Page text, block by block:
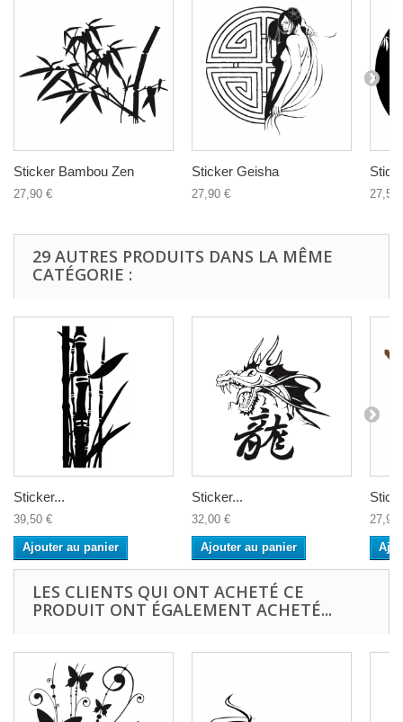
Sticker Bambou Zen
27,90 €
Sticker Geisha
27,90 € 27,50
29 AUTRES PRODUITS DANS LA MÊME
CATÉGORIE :
Sticker...
39,50 €
Ajouter au panier
Sticker...
32,00 €
Ajouter au panier
27,90
LES CLIENTS QUI ONT ACHETÉ CE
PRODUIT ONT ÉGALEMENT ACHETÉ...